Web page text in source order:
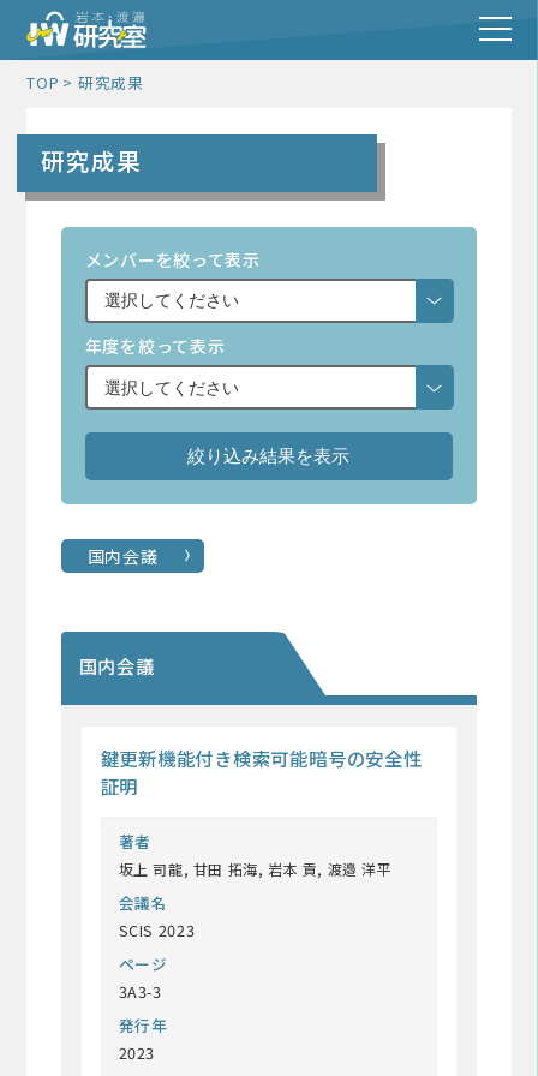
TOP 研究成果
研究成果
メンバーを絞って表示
年度を絞って表示
国内会議
国内会議
鍵更新機能付き検索可能暗号の安全性
証明
著者
坂上 司龍, 甘田 拓海, 岩本 貢, 渡邉 洋平
会議名
SCIS 2023
ページ
3A3-3
発行年
2023